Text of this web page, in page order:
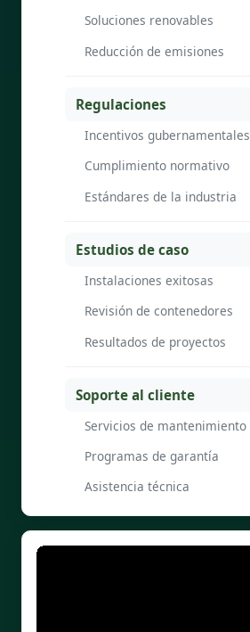
Soluciones renovables
Reducción de emisiones
Regulaciones
Incentivos gubernamentales
Cumplimiento normativo
Estándares de la industria
Estudios de caso
Instalaciones exitosas
Revisión de contenedores
Resultados de proyectos
Soporte al cliente
Servicios de mantenimiento
Programas de garantía
Asistencia técnica